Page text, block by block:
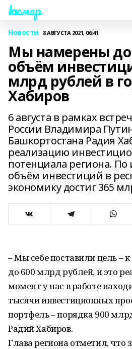
Һаҡмар
Новости 8 АВГУСТА 2021, 06:41
Мы намерены
объём
млрд рублей в
Хабиров
6 августа в рамках
России Владимира
Башкортостана Радия
реализацию
потенциала региона. По
объём инвестиций в
экономику достиг 365
– Мы себе поставили цель –
до 600 млрд рублей, и это
момент у нас в работе
тысячи инвестиционных
портфель – порядка 900
Радий Хабиров.
Глава региона отметил, что